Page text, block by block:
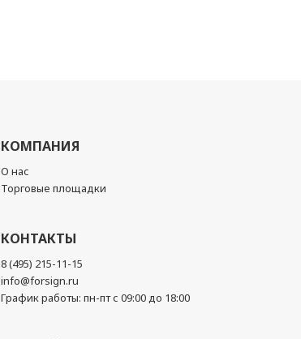
КОМПАНИЯ
О нас
Торговые площадки
КОНТАКТЫ
8 (495) 215-11-15
info@forsign.ru
График работы: пн-пт с 09:00 до 18:00